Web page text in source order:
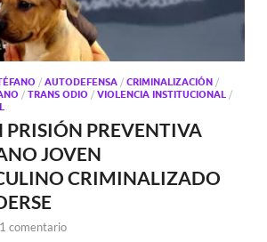
/ AUTODEFENSA / CRIMINALIZACIÓN /
/ TRANS ODIO / VIOLENCIA INSTITUCIONAL /
PREVENTIVA
JOVEN
CRIMINALIZADO
1 comentario